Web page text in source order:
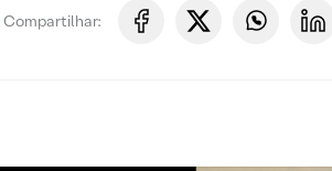
Compartilhar: